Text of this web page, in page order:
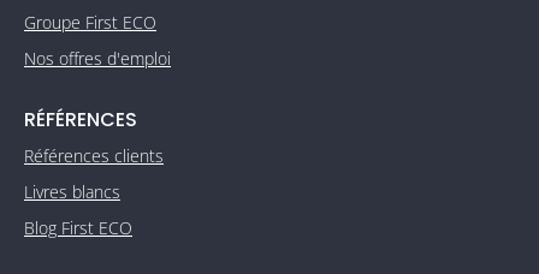
Groupe First ECO
Nos offres d'emploi
RÉFÉRENCES
Références clients
Livres blancs
Blog First ECO